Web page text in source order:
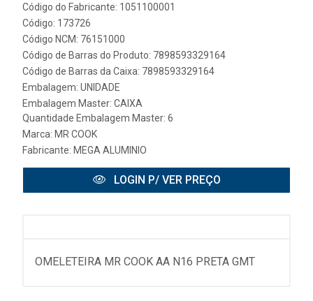
Código do Fabricante: 1051100001
Código: 173726
Código NCM: 76151000
Código de Barras do Produto: 7898593329164
Código de Barras da Caixa: 7898593329164
Embalagem: UNIDADE
Embalagem Master: CAIXA
Quantidade Embalagem Master: 6
Marca: MR COOK
Fabricante: MEGA ALUMINIO
LOGIN P/ VER PREÇO
OMELETEIRA MR COOK AA N16 PRETA GMT